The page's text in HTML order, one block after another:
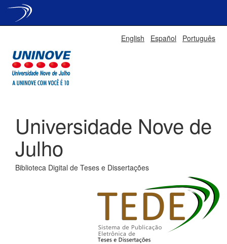
English Español Português
Universidade Nove de
Julho
Biblioteca Digital de Teses e Dissertações